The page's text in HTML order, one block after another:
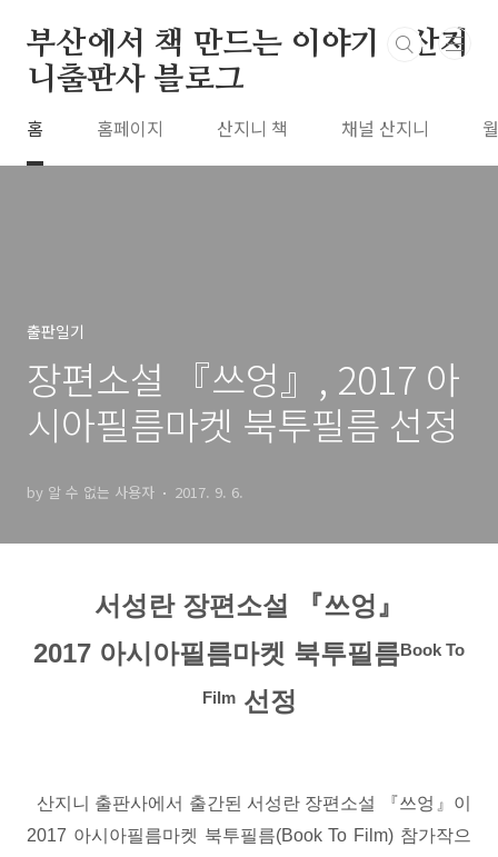
부산에서 책 만드는 이야기 : 산지
니출판사 블로그
홈 홈페이지 산지니 책 채널 산지니
출판일기
장편소설 『쓰엉』, 2017 아
시아필름마켓 북투필름 선정
by 알 수 없는 사용자 2017. 9. 6.
서성란 장편소설 『쓰엉』
2017 아시아필름마켓 북투필름Book To
Film 선정
산지니 출판사에서 출간된 서성란 장편소설 『쓰엉』이
2017 아시아필름마켓 북투필름(Book To Film) 참가작으